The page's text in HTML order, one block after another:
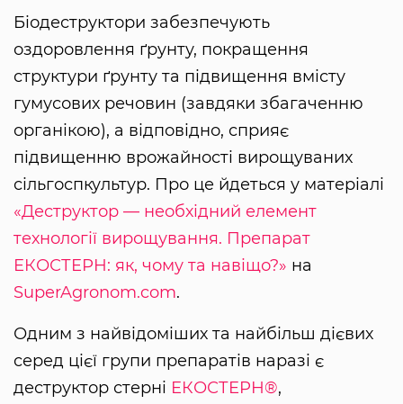
Біодеструктори забезпечують
оздоровлення ґрунту, покращення
структури ґрунту та підвищення вмісту
гумусових речовин (завдяки збагаченню
органікою), а відповідно, сприяє
підвищенню врожайності вирощуваних
сільгоспкультур. Про це йдеться у матеріалі
«Деструктор — необхідний елемент
технології вирощування. Препарат
ЕКОСТЕРН: як, чому та навіщо?» на
SuperAgronom.com.
Одним з найвідоміших та найбільш дієвих
серед цієї групи препаратів наразі є
деструктор стерні ЕКОСТЕРН®,